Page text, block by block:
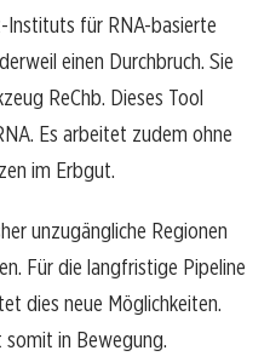
Instituts für RNA-basierte
einen Durchbruch. Sie
ReChb. Dieses Tool
Es arbeitet zudem ohne
im Erbgut.
unzugängliche Regionen
Für die langfristige Pipeline
dies neue Möglichkeiten.
in Bewegung.